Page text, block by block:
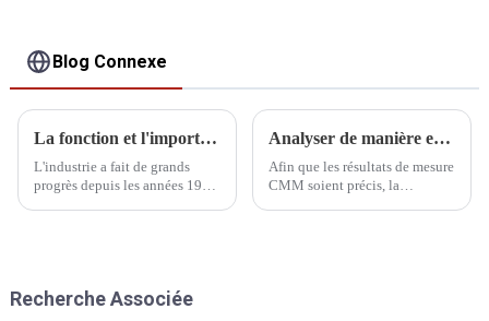
Blog Connexe
La fonction et l'importance de la mesure tridimensionnelle
L'industrie a fait de grands
progrès depuis les années 1960.
production de divers...
Analyser de manière exhaustive la vérification métrologique des MMT
Afin que les résultats de mesure
CMM soient précis, la
Recherche Associée